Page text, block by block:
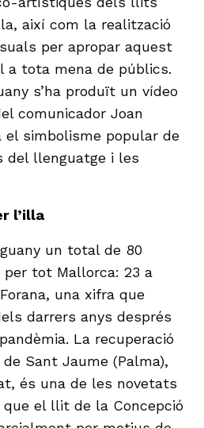
així com la realització
per apropar aquest
a tota mena de públics.
s’ha produït un vídeo
comunicador Joan
el simbolisme popular de
del llenguatge i les
l’illa
un total de 80
tot Mallorca: 23 a
una xifra que
darrers anys després
La recuperació
Sant Jaume (Palma),
és una de les novetats
el llit de la Concepció